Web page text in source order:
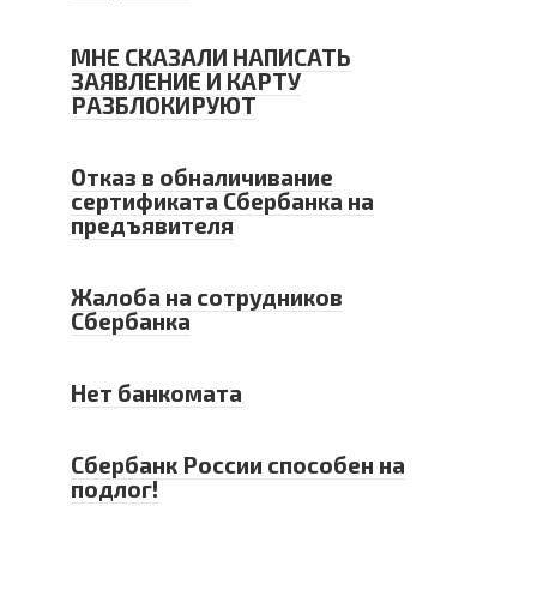
МНЕ СКАЗАЛИ НАПИСАТЬ
ЗАЯВЛЕНИЕ И КАРТУ
РАЗБЛОКИРУЮТ
Отказ в обналичивание
сертификата Сбербанка на
предъявителя
Жалоба на сотрудников
Сбербанка
Нет банкомата
Сбербанк России способен на
подлог!